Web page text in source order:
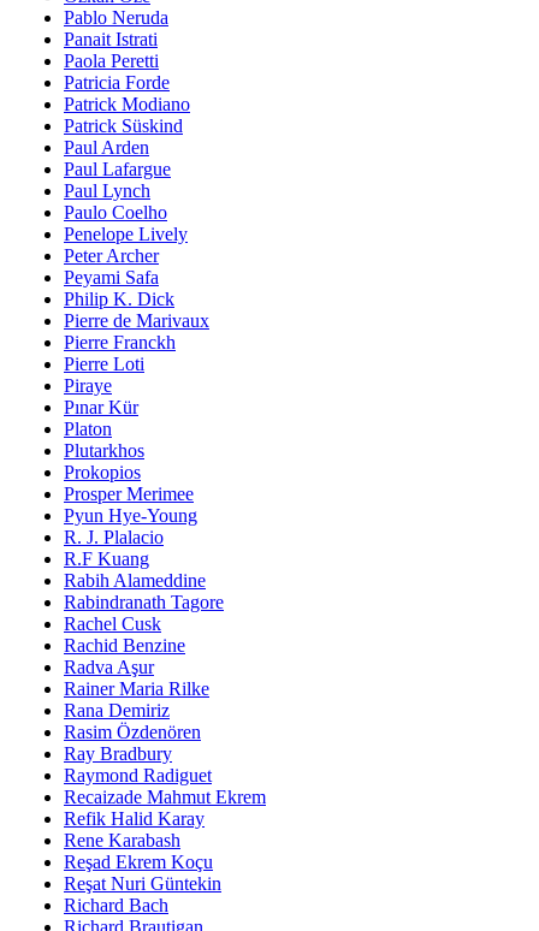
Pablo Neruda
Panait Istrati
Paola Peretti
Patricia Forde
Patrick Modiano
Patrick Süskind
Paul Arden
Paul Lafargue
Paul Lynch
Paulo Coelho
Penelope Lively
Peter Archer
Peyami Safa
Philip K. Dick
Pierre de Marivaux
Pierre Franckh
Pierre Loti
Piraye
Pınar Kür
Platon
Plutarkhos
Prokopios
Prosper Merimee
Pyun Hye-Young
R. J. Plalacio
R.F Kuang
Rabih Alameddine
Rabindranath Tagore
Rachel Cusk
Rachid Benzine
Radva Aşur
Rainer Maria Rilke
Rana Demiriz
Rasim Özdenören
Ray Bradbury
Raymond Radiguet
Recaizade Mahmut Ekrem
Refik Halid Karay
Rene Karabash
Reşad Ekrem Koçu
Reşat Nuri Güntekin
Richard Bach